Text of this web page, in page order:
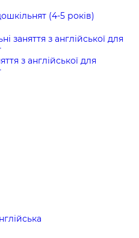
(4-5 років)
заняття з англійської для
з англійської для